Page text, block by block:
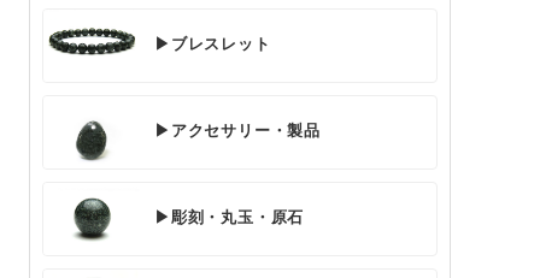
▶ブレスレット
▶アクセサリー・製品
▶彫刻・丸玉・原石